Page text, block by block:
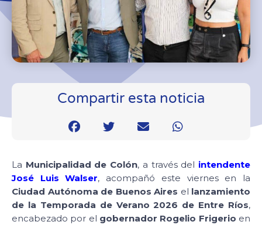
Compartir esta noticia
La Municipalidad de Colón, a través del intendente
José Luis Walser, acompañó este viernes en la
Ciudad Autónoma de Buenos Aires el lanzamiento
de la Temporada de Verano 2026 de Entre Ríos,
encabezado por el gobernador Rogelio Frigerio en